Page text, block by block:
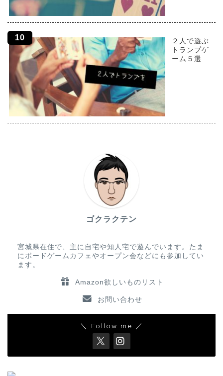
２人で遊ぶ
トランプゲ
ーム５選
ゴクラクテン
宮城県在住で、主に自宅や知人宅で遊んでいます。たま
にボードゲームカフェやオープン会などにも参加してい
ます。
Amazon欲しいものリスト
お問い合わせ
＼ Follow me ／